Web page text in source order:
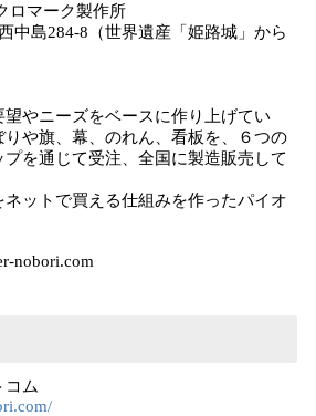
ロマーク製作所
中島284-8（世界遺産「姫路城」から
やニーズをベースに作り上げてい
りや旗、幕、のれん、看板を、６つの
を通じて受注、全国に製造販売して
ットで買える仕組みを作ったパイオ
nobori.com
コム